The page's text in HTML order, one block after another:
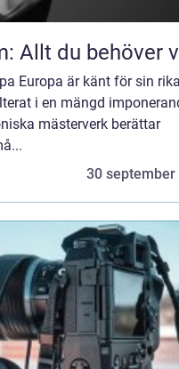
Allt du behöver
Europa är känt för sin
i en mängd
mästerverk berättar
30 september